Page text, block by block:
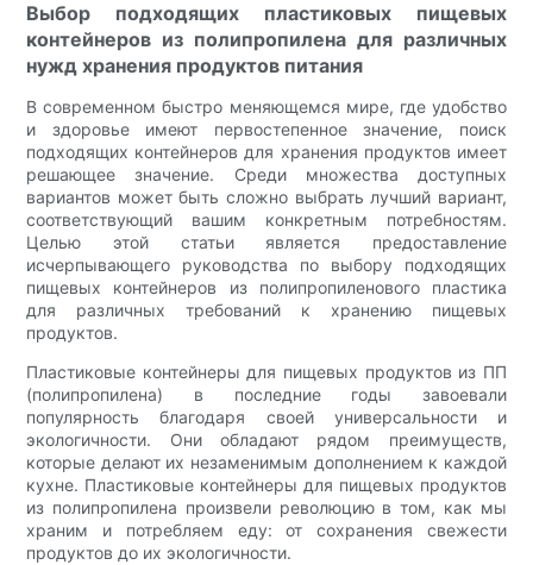
Выбор подходящих пластиковых пищевых
контейнеров из полипропилена для различных
нужд хранения продуктов питания
В современном быстро меняющемся мире, где удобство
и здоровье имеют первостепенное значение, поиск
подходящих контейнеров для хранения продуктов имеет
решающее значение. Среди множества доступных
вариантов может быть сложно выбрать лучший вариант,
соответствующий вашим конкретным потребностям.
Целью этой статьи является предоставление
исчерпывающего руководства по выбору подходящих
пищевых контейнеров из полипропиленового пластика
для различных требований к хранению пищевых
продуктов.
Пластиковые контейнеры для пищевых продуктов из ПП
(полипропилена) в последние годы завоевали
популярность благодаря своей универсальности и
экологичности. Они обладают рядом преимуществ,
которые делают их незаменимым дополнением к каждой
кухне. Пластиковые контейнеры для пищевых продуктов
из полипропилена произвели революцию в том, как мы
храним и потребляем еду: от сохранения свежести
продуктов до их экологичности.